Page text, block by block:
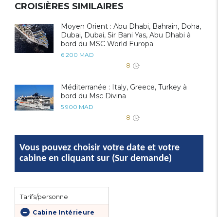
CROISIÈRES SIMILAIRES
Moyen Orient : Abu Dhabi, Bahrain, Doha,
Dubai, Dubai, Sir Bani Yas, Abu Dhabi à
bord du MSC World Europa
6 200 MAD
8
Méditerranée : Italy, Greece, Turkey à
bord du Msc Divina
5 900 MAD
8
Vous pouvez choisir votre date et votre
cabine en cliquant sur (Sur demande)
Tarifs/personne
Cabine Intérieure